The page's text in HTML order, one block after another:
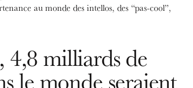
au monde des intellos, des “pas-cool”,
4,8 milliards de
le monde seraient